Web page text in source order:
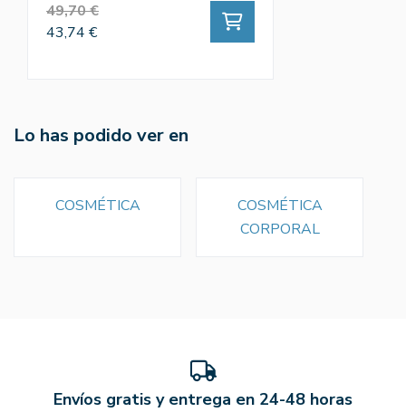
49,70 €
43,74 €
Lo has podido ver en
COSMÉTICA
COSMÉTICA
CORPORAL
Envíos gratis y entrega en 24-48 horas